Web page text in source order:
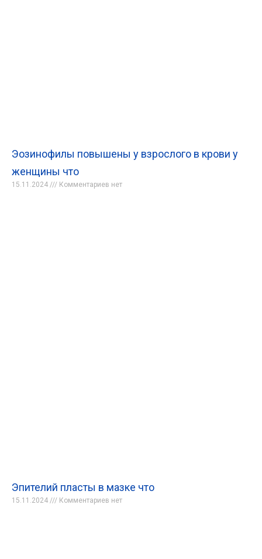
Эозинофилы повышены у взрослого в крови у
женщины что
15.11.2024 Комментариев нет
Эпителий пласты в мазке что
15.11.2024 Комментариев нет